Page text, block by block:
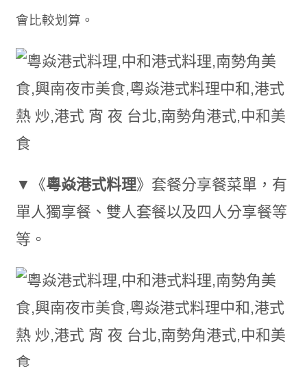
會比較划算。
▼《粵焱港式料理》套餐分享餐菜單，有
單人獨享餐、雙人套餐以及四人分享餐等
等。